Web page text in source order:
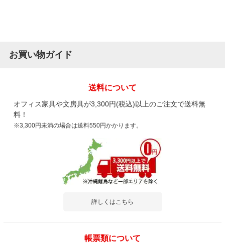
お買い物ガイド
送料について
オフィス家具や文房具が3,300円(税込)以上のご注文で送料無
料！
※3,300円未満の場合は送料550円かかります。
詳しくはこちら
帳票類について